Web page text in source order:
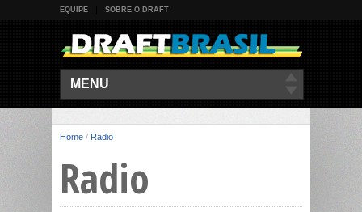
EQUIPE SOBRE O DRAFT
MENU
Home / Radio
Radio